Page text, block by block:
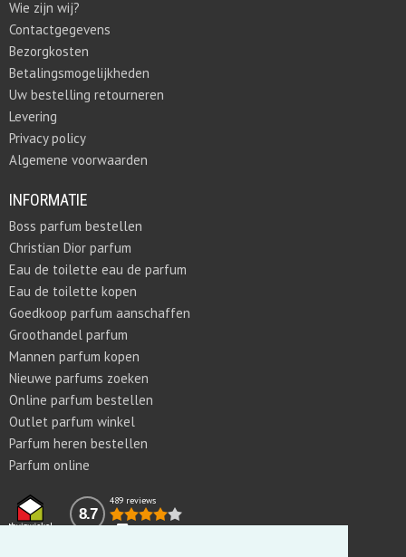
Wie zijn wij?
Contactgegevens
Bezorgkosten
Betalingsmogelijkheden
Uw bestelling retourneren
Levering
Privacy policy
Algemene voorwaarden
INFORMATIE
Boss parfum bestellen
Christian Dior parfum
Eau de toilette eau de parfum
Eau de toilette kopen
Goedkoop parfum aanschaffen
Groothandel parfum
Mannen parfum kopen
Nieuwe parfums zoeken
Online parfum bestellen
Outlet parfum winkel
Parfum heren bestellen
Parfum online
8.7
489 reviews